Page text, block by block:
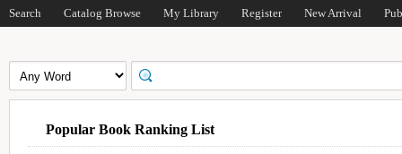
Search Catalog Browse My Library Register New Arrival
Popular Book Ranking List